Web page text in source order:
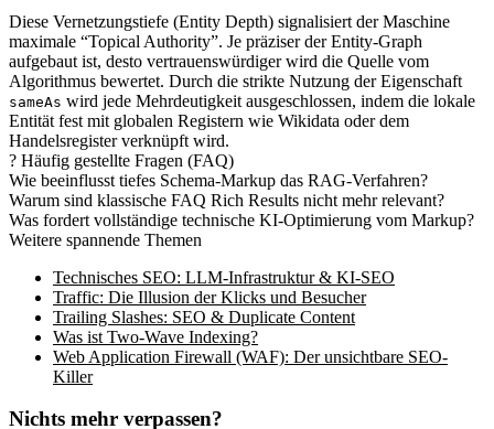
Diese Vernetzungstiefe (Entity Depth) signalisiert der Maschine
maximale “Topical Authority”. Je präziser der Entity-Graph
aufgebaut ist, desto vertrauenswürdiger wird die Quelle vom
Algorithmus bewertet. Durch die strikte Nutzung der Eigenschaft
sameAs wird jede Mehrdeutigkeit ausgeschlossen, indem die lokale
Entität fest mit globalen Registern wie Wikidata oder dem
Handelsregister verknüpft wird.
? Häufig gestellte Fragen (FAQ)
Wie beeinflusst tiefes Schema-Markup das RAG-Verfahren?
Warum sind klassische FAQ Rich Results nicht mehr relevant?
Was fordert vollständige technische KI-Optimierung vom Markup?
Weitere spannende Themen
Technisches SEO: LLM-Infrastruktur & KI-SEO
Traffic: Die Illusion der Klicks und Besucher
Trailing Slashes: SEO & Duplicate Content
Was ist Two-Wave Indexing?
Web Application Firewall (WAF): Der unsichtbare SEO-
Killer
Nichts mehr verpassen?